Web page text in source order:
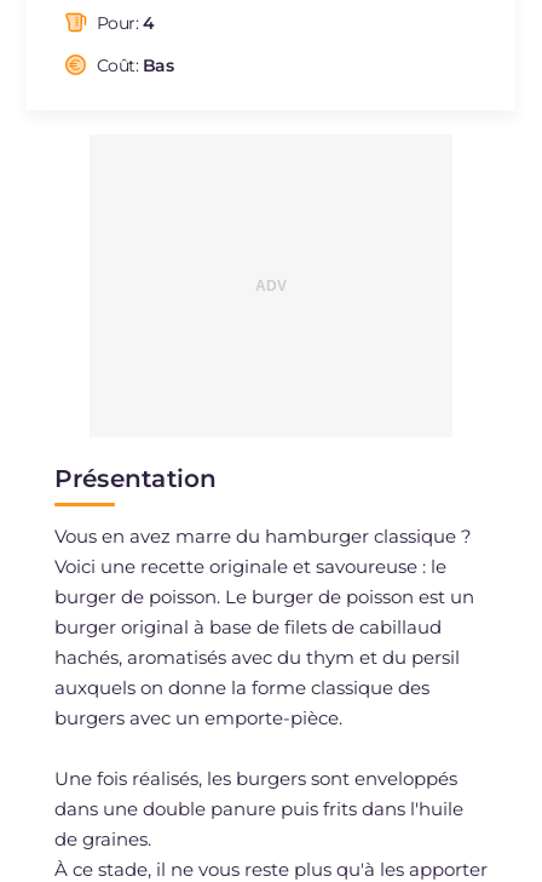
Fibre
Cholestérol
Pour:4
Coût: Bas
Présentation
Vous en avez marre du hamburger classique ?
Voici une recette originale et savoureuse : le
burger de poisson. Le burger de poisson est un
burger original à base de filets de cabillaud
hachés, aromatisés avec du thym et du persil
auxquels on donne la forme classique des
burgers avec un emporte-pièce.
Une fois réalisés, les burgers sont enveloppés
dans une double panure puis frits dans l'huile
de graines.
À ce stade, il ne vous reste plus qu'à les apporter